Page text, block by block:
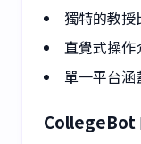
獨特的教
直覺式操作
單一平台
CollegeBot